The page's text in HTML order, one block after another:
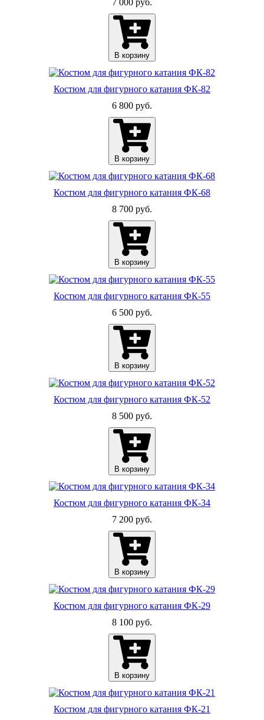
7 000 руб.
В корзину
Костюм для фигурного катания ФК-82
6 800 руб.
В корзину
Костюм для фигурного катания ФК-68
8 700 руб.
В корзину
Костюм для фигурного катания ФК-55
6 500 руб.
В корзину
Костюм для фигурного катания ФК-52
8 500 руб.
В корзину
Костюм для фигурного катания ФК-34
7 200 руб.
В корзину
Костюм для фигурного катания ФК-29
8 100 руб.
В корзину
Костюм для фигурного катания ФК-21